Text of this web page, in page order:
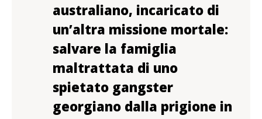
australiano, incaricato di
un’altra missione mortale:
salvare la famiglia
maltrattata di uno
spietato gangster
georgiano dalla prigione in